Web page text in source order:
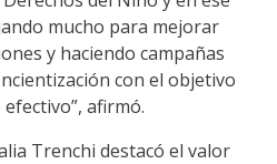
mucho para mejorar
y haciendo campañas
con el objetivo
afirmó.
Trenchi destacó el valor